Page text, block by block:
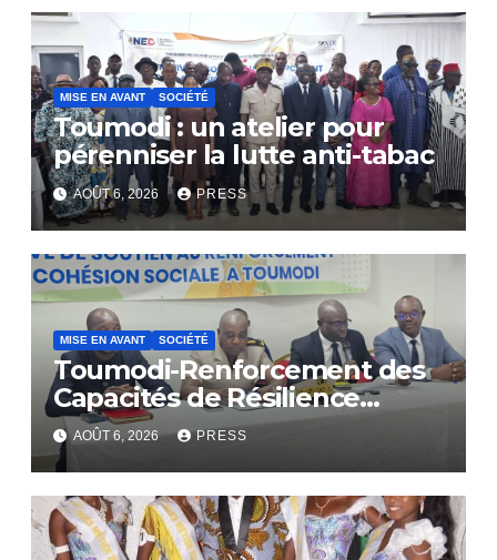
MISE EN AVANT SOCIÉTÉ
Toumodi : un atelier pour
pérenniser la lutte anti-tabac
AOÛT 6, 2026 PRESS
MISE EN AVANT SOCIÉTÉ
Toumodi-Renforcement des
Capacités de Résilience
Communautaire
AOÛT 6, 2026 PRESS